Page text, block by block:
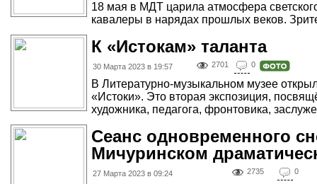
18 мая в МДТ царила атмосфера
кавалеры в нарядах прошлых веков.
К «Истокам» таланта
30 Марта 2023 в 19:57 2701 0
В Литературно-музыкальном музее
«Истоки». Это вторая экспозиция,
художника, педагога, фронтовика,
Сеанс одновременного
Мичуринском
27 Марта 2023 в 09:24 2735 0